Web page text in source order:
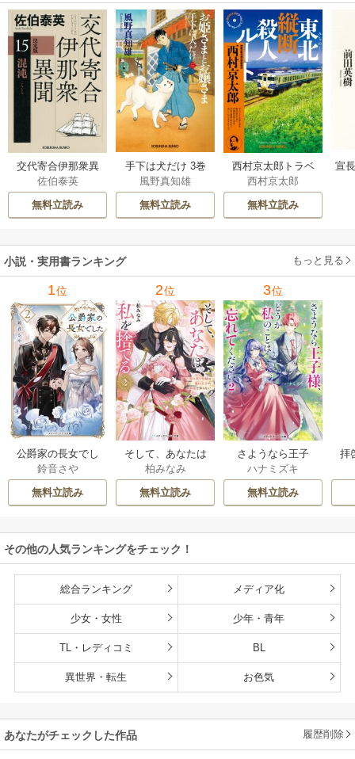
交代寄合伊那衆異
聞 15巻
佐伯泰英
無料立読み
手下は犬だけ 3巻
風野真知雄
無料立読み
西村京太郎トラベ
ルミステリー・セ
レクション 2巻
西村京太郎
無料立読み
宣
小説・実用書ランキング もっと見る
1位
公爵家の長女でし
た
鈴音さや
無料立読み
2位
そして、あなたは
私を捨てる
柏みなみ
無料立読み
3位
さようなら王子
様、どうか私のこ
とは忘れてくださ
い
ハナミズキ
無料立読み
拝
その他の人気ランキングをチェック！
総合ランキング メディア化
少女・女性 少年・青年
TL・レディコミ BL
異世界・転生 お色気
あなたがチェックした作品 履歴削除